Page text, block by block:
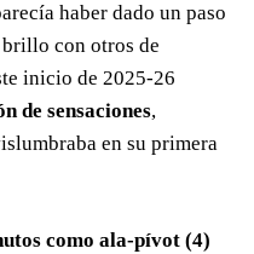
haber dado un paso
con otros de
inicio de 2025-26
de sensaciones,
en su primera
como ala-pívot (4)